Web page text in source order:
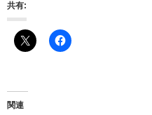
共有:
関連